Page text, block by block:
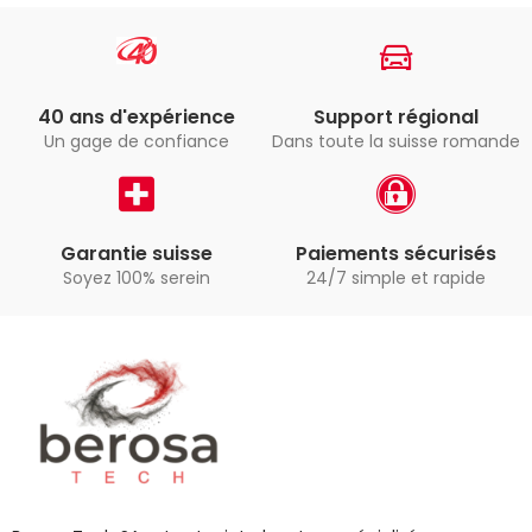
40 ans d'expérience
Un gage de confiance
Support régional
Dans toute la suisse romande
Garantie suisse
Soyez 100% serein
Paiements sécurisés
24/7 simple et rapide